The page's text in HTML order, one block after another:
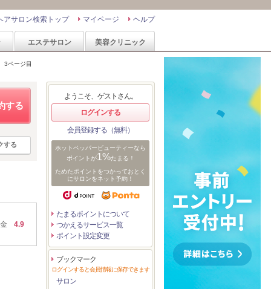
ヘルプ
マイページ
アサロン検索トップ
エステサロン 美容クリニック
3ページ目
する
する
4.9
ようこそ、ゲストさん。
ログインする
会員登録する（無料）
ホットペッパービューティーなら
ポイントが1%たまる！
ためたポイントをつかっておとく
にサロンをネット予約！
たまるポイントについて
つかえるサービス一覧
ポイント設定変更
ブックマーク
ログインすると会員情報に保存できます
サロン